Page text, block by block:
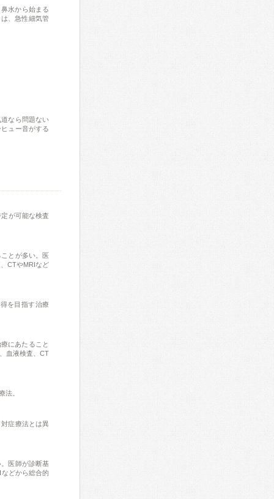
水から始まる
、急性細気管
なら問題ない
ュー音がする
が可能な検査
とが多い。医
CTやMRIなど
を目指す治療
にあたること
血液検査、CT
法。
症療法とは異
医師が診断基
どから総合的